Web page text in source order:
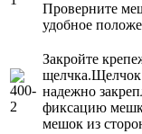
Проверните
удобное
Закройте
щелчка.Щелчок
надежно
фиксацию
мешок из